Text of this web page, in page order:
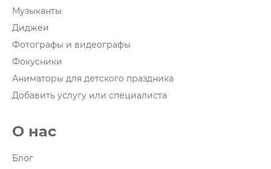
Музыканты
Диджеи
Фотографы и видеографы
Фокусники
Аниматоры для детского праздника
Добавить услугу или специалиста
О нас
Блог